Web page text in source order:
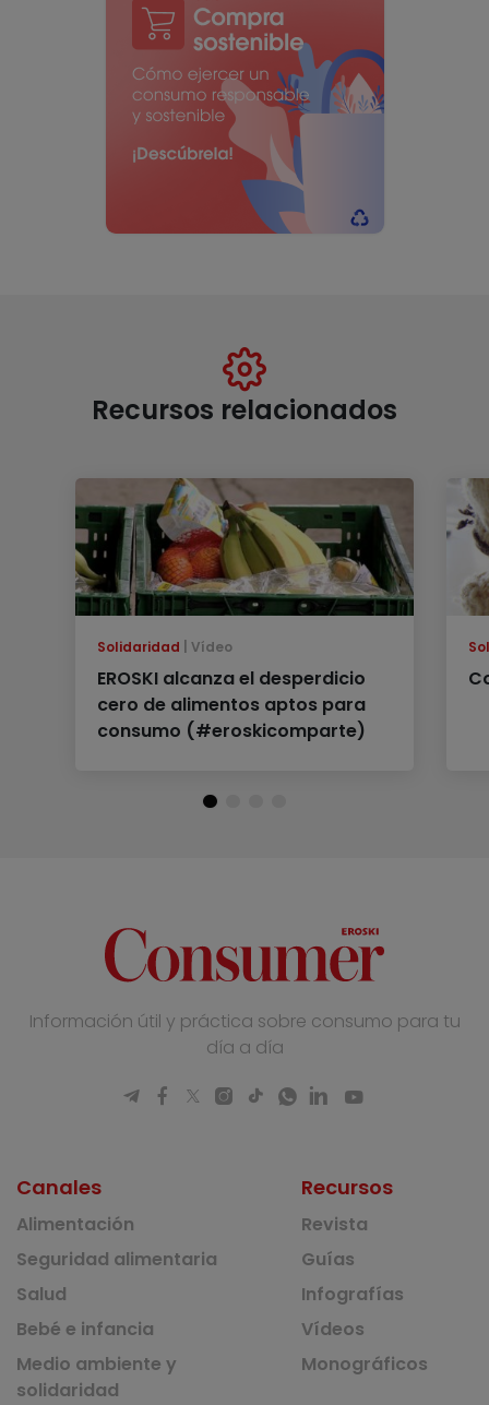
Recursos relacionados
Solidaridad Vídeo
EROSKI alcanza el desperdicio
cero de alimentos aptos para
consumo (#eroskicomparte)
Información útil y práctica sobre consumo para tu
día a día
Canales
Alimentación
Seguridad alimentaria
Salud
Bebé e infancia
Medio ambiente y
solidaridad
Recursos
Revista
Guías
Infografías
Vídeos
Monográficos